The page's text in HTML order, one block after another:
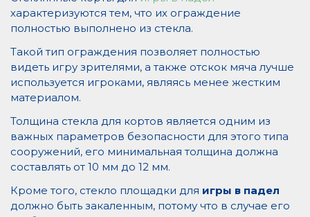
характеризуются тем, что их ограждение
полностью выполнено из стекла.
Такой тип ограждения позволяет полностью
видеть игру зрителями, а также отскок мяча лучше
используется игроками, являясь менее жестким
материалом.
Толщина стекла для кортов является одним из
важных параметров безопасности для этого типа
сооружений, его минимальная толщина должна
составлять от 10 мм до 12 мм.
Кроме того, стекло площадки для игры в падел
должно быть закаленным, потому что в случае его